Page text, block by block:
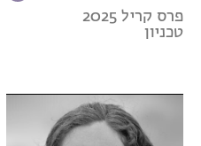
פרס קריל 2025
טכניון